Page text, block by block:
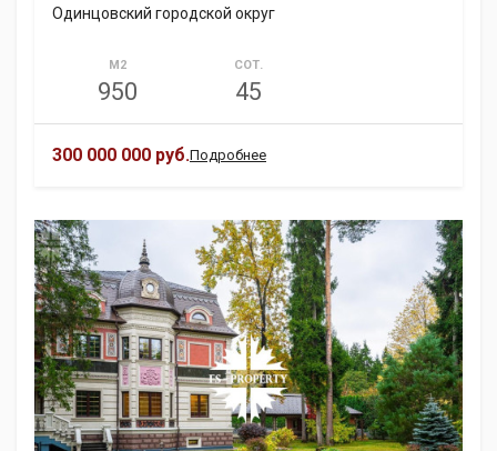
Одинцовский городской округ
М2
950
СОТ.
45
300 000 000 руб.Подробнее